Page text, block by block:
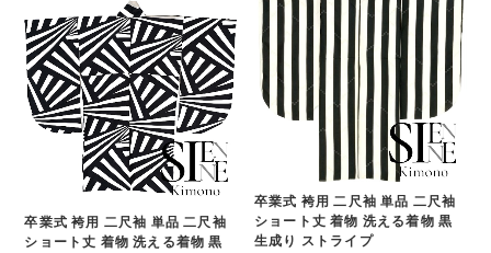
卒業式 袴用 二尺袖 単品 二尺袖
ショート丈 着物 洗える着物 黒
卒業式 袴用 二尺袖 単品 二尺袖
ショート丈 着物 洗える着物 黒
生成り ストライプ